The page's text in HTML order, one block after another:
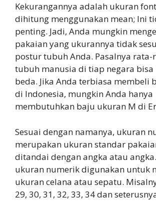
Kekurangannya adalah ukuran
dihitung menggunakan mean; Ini
penting. Jadi, Anda mungkin
pakaian yang ukurannya tidak
postur tubuh Anda. Pasalnya rata-
tubuh manusia di tiap negara bisa
beda. Jika Anda terbiasa membeli
di Indonesia, mungkin Anda hanya
membutuhkan baju ukuran M di
Sesuai dengan namanya, ukuran
merupakan ukuran standar
ditandai dengan angka atau
ukuran numerik digunakan untuk
ukuran celana atau sepatu.
29, 30, 31, 32, 33, 34 dan